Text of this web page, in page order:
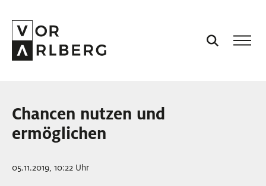
VORARLBERG
PROJEKTE
Chancen nutzen und
ermöglichen
05.11.2019, 10:22 Uhr